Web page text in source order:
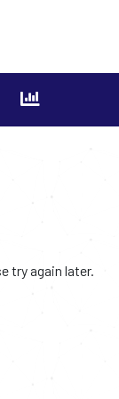
try again later.